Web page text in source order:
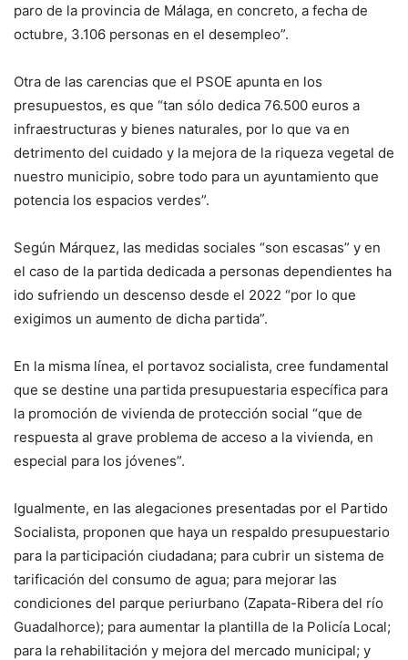
paro de la provincia de Málaga, en concreto, a fecha de
octubre, 3.106 personas en el desempleo”.
Otra de las carencias que el PSOE apunta en los
presupuestos, es que “tan sólo dedica 76.500 euros a
infraestructuras y bienes naturales, por lo que va en
detrimento del cuidado y la mejora de la riqueza vegetal de
nuestro municipio, sobre todo para un ayuntamiento que
potencia los espacios verdes”.
Según Márquez, las medidas sociales “son escasas” y en
el caso de la partida dedicada a personas dependientes ha
ido sufriendo un descenso desde el 2022 “por lo que
exigimos un aumento de dicha partida”.
En la misma línea, el portavoz socialista, cree fundamental
que se destine una partida presupuestaria específica para
la promoción de vivienda de protección social “que de
respuesta al grave problema de acceso a la vivienda, en
especial para los jóvenes”.
Igualmente, en las alegaciones presentadas por el Partido
Socialista, proponen que haya un respaldo presupuestario
para la participación ciudadana; para cubrir un sistema de
tarificación del consumo de agua; para mejorar las
condiciones del parque periurbano (Zapata-Ribera del río
Guadalhorce); para aumentar la plantilla de la Policía Local;
para la rehabilitación y mejora del mercado municipal; y